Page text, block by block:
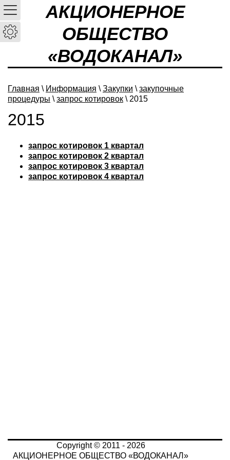
АКЦИОНЕРНОЕ
ОБЩЕСТВО
«ВОДОКАНАЛ»
Главная \ Информация \ Закупки \ закупочные
процедуры \ запрос котировок \ 2015
2015
запрос котировок 1 квартал
запрос котировок 2 квартал
запрос котировок 3 квартал
запрос котировок 4 квартал
Copyright © 2011 - 2026
АКЦИОНЕРНОЕ ОБЩЕСТВО «ВОДОКАНАЛ»